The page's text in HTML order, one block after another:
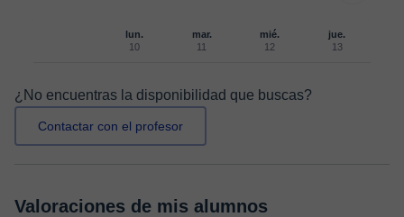
lun.
10
mar.
11
mié.
12
jue.
13
¿No encuentras la disponibilidad que buscas?
Contactar con el profesor
Valoraciones de mis alumnos